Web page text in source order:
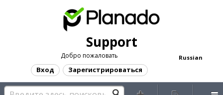
Support
Russian
Добро пожаловать
Вход Зарегистрироваться